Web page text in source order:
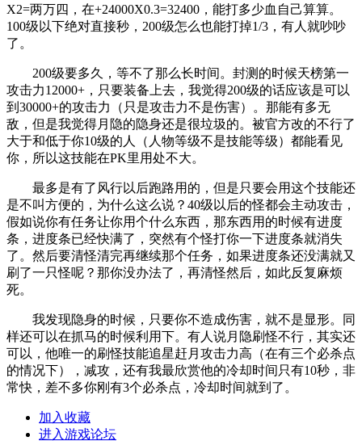
X2=两万四，在+24000X0.3=32400，能打多少血自己算算。
100级以下绝对直接秒，200级怎么也能打掉1/3，有人就吵吵
了。
200级要多久，等不了那么长时间。封测的时候天榜第一
攻击力12000+，只要装备上去，我觉得200级的话应该是可以
到30000+的攻击力（只是攻击力不是伤害）。那能有多无
敌，但是我觉得月隐的隐身还是很垃圾的。被官方改的不行了
大于和低于你10级的人（人物等级不是技能等级）都能看见
你，所以这技能在PK里用处不大。
最多是有了风行以后跑路用的，但是只要会用这个技能还
是不叫方便的，为什么这么说？40级以后的怪都会主动攻击，
假如说你有任务让你用个什么东西，那东西用的时候有进度
条，进度条已经快满了，突然有个怪打你一下进度条就消失
了。然后要清怪清完再继续那个任务，如果进度条还没满就又
刷了一只怪呢？那你没办法了，再清怪然后，如此反复麻烦
死。
我发现隐身的时候，只要你不造成伤害，就不是显形。同
样还可以在抓马的时候利用下。有人说月隐刷怪不行，其实还
可以，他唯一的刷怪技能追星赶月攻击力高（在有三个必杀点
的情况下），减攻，还有我最欣赏他的冷却时间只有10秒，非
常快，差不多你刚有3个必杀点，冷却时间就到了。
加入收藏
进入游戏论坛